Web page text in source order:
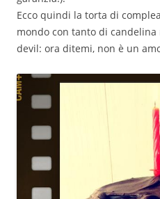
Ecco quindi la torta di
mondo con tanto di
devil: ora ditemi, non è un